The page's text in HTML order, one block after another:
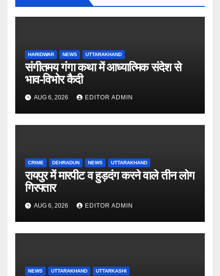
HARIDWAR NEWS UTTARAKHAND
संगीतमय गंगा कथा में आध्यात्मिक संदेश से
भाव-विभोर कैदी
AUG 6, 2026 EDITOR ADMIN
CRIME DEHRADUN NEWS UTTARAKHAND
रायपुर में मारपीट व हुड़दंग करने वाले तीन लोग
गिरफ्तार
AUG 6, 2026 EDITOR ADMIN
NEWS UTTARAKHAND UTTARKASHI